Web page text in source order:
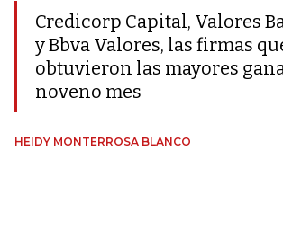
Credicorp Capital, Valores
y Bbva Valores, las firmas
obtuvieron las mayores
noveno mes
HEIDY MONTERROSA BLANCO